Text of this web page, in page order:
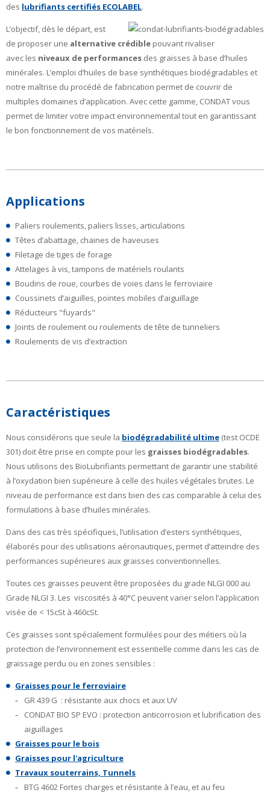
des lubrifiants certifiés ECOLABEL.
L’objectif, dès le départ, est
de proposer une alternative crédible pouvant rivaliser
avec les niveaux de performances des graisses à base d’huiles
minérales. L’emploi d’huiles de base synthétiques biodégradables et
notre maîtrise du procédé de fabrication permet de couvrir de
multiples domaines d’application. Avec cette gamme, CONDAT vous
permet de limiter votre impact environnemental tout en garantissant
le bon fonctionnement de vos matériels.
Applications
Paliers roulements, paliers lisses, articulations
Têtes d’abattage, chaines de haveuses
Filetage de tiges de forage
Attelages à vis, tampons de matériels roulants
Boudins de roue, courbes de voies dans le ferroviaire
Coussinets d’aiguilles, pointes mobiles d’aiguillage
Réducteurs "fuyards"
Joints de roulement ou roulements de tête de tunneliers
Roulements de vis d’extraction
Caractéristiques
Nous considérons que seule la biodégradabilité ultime (test OCDE
301) doit être prise en compte pour les graisses biodégradables.
Nous utilisons des BioLubrifiants permettant de garantir une stabilité
à l’oxydation bien supérieure à celle des huiles végétales brutes. Le
niveau de performance est dans bien des cas comparable à celui des
formulations à base d’huiles minérales.
Dans des cas très spécifiques, l’utilisation d’esters synthétiques,
élaborés pour des utilisations aéronautiques, permet d’atteindre des
performances supérieures aux graisses conventionnelles.
Toutes ces graisses peuvent être proposées du grade NLGI 000 au
Grade NLGI 3. Les viscosités à 40°C peuvent varier selon l’application
visée de < 15cSt à 460cSt.
Ces graisses sont spécialement formulées pour des métiers où la
protection de l’environnement est essentielle comme dans les cas de
graissage perdu ou en zones sensibles :
Graisses pour le ferroviaire
GR 439 G : résistante aux chocs et aux UV
CONDAT BIO SP EVO : protection anticorrosion et lubrification des
aiguillages
Graisses pour le bois
Graisses pour l'agriculture
Travaux souterrains, Tunnels
BTG 4602 Fortes charges et résistante à l’eau, et au feu